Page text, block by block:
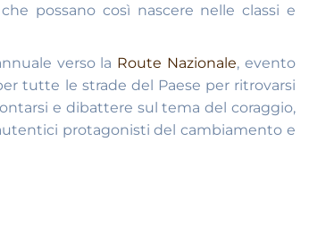
possano così nascere nelle classi e
verso la Route Nazionale, evento
tutte le strade del Paese per ritrovarsi
e dibattere sul tema del coraggio,
protagonisti del cambiamento e